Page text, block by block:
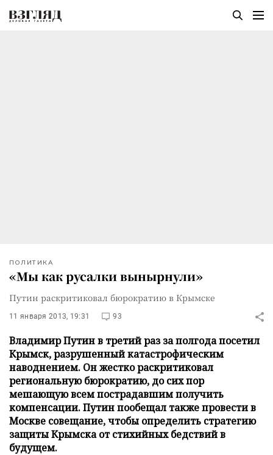
ПОЛИТИКА
«Мы как русалки вынырнули»
Путин раскритиковал бюрократию в Крымске
11 января 2013, 19:31 93
Владимир Путин в третий раз за полгода посетил
Крымск, разрушенный катастрофическим
наводнением. Он жестко раскритиковал
региональную бюрократию, до сих пор
мешающую всем пострадавшим получить
компенсации. Путин пообещал также провести в
Москве совещание, чтобы определить стратегию
защиты Крымска от стихийных бедствий в
будущем.